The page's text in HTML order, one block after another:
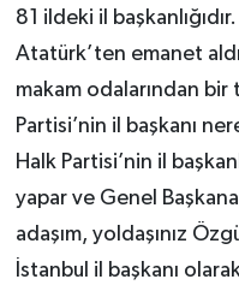
81 ildeki il
Atatürk’ten emanet
makam odalarından
Partisi’nin il başkanı
Halk Partisi’nin il
yapar ve Genel
adaşım, yoldaşınız
İstanbul il başkanı